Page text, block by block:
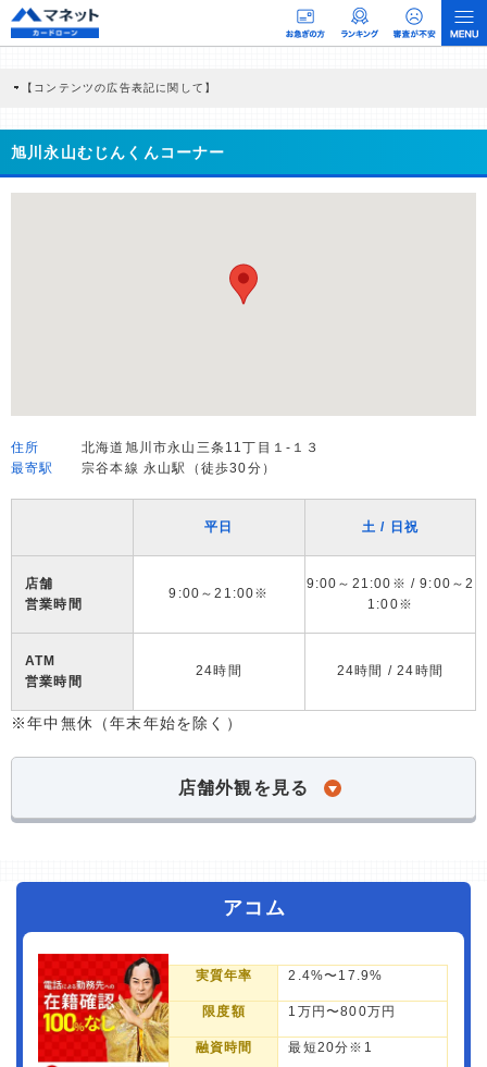
【コンテンツの広告表記に関して】
商品を根拠なくPRするものではなく、当編集部の調査／ユーザーへの口コミ収集な
どに基づき、公平性を担保した情報提供を行っています。
>提携企業一覧
旭川永山むじんくんコーナー
住所
北海道旭川市永山三条11丁目１-１３
最寄駅
宗谷本線 永山駅（徒歩30分）
平日 土 / 日祝
店舗
営業時間
9:00～21:00※
9:00～21:00※ / 9:00～2
1:00※
ATM
営業時間
24時間 24時間 / 24時間
※年中無休（年末年始を除く）
店舗外観を見る
アコム
実質年率 2.4%〜17.9%
限度額 1万円〜800万円
融資時間 最短20分※1